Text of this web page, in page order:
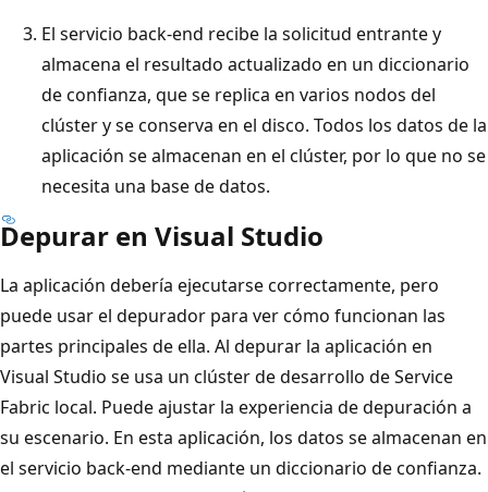
El servicio back-end recibe la solicitud entrante y
almacena el resultado actualizado en un diccionario
de confianza, que se replica en varios nodos del
clúster y se conserva en el disco. Todos los datos de la
aplicación se almacenan en el clúster, por lo que no se
necesita una base de datos.
Depurar en Visual Studio
La aplicación debería ejecutarse correctamente, pero
puede usar el depurador para ver cómo funcionan las
partes principales de ella. Al depurar la aplicación en
Visual Studio se usa un clúster de desarrollo de Service
Fabric local. Puede ajustar la experiencia de depuración a
su escenario. En esta aplicación, los datos se almacenan en
el servicio back-end mediante un diccionario de confianza.